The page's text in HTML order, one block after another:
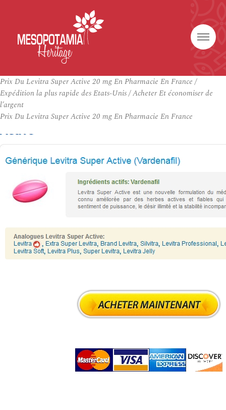
Prix Du Levitra Super Active 20 mg En Pharmacie En France /
Expédition la plus rapide des Etats-Unis / Acheter Et économiser de
l’argent
Prix Du Levitra Super Active 20 mg En Pharmacie En France